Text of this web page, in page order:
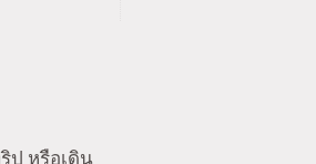
ป หรือเดิน